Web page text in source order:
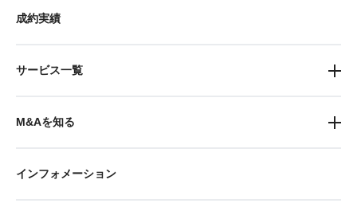
成約実績
サービス一覧
M&Aを知る
インフォメーション